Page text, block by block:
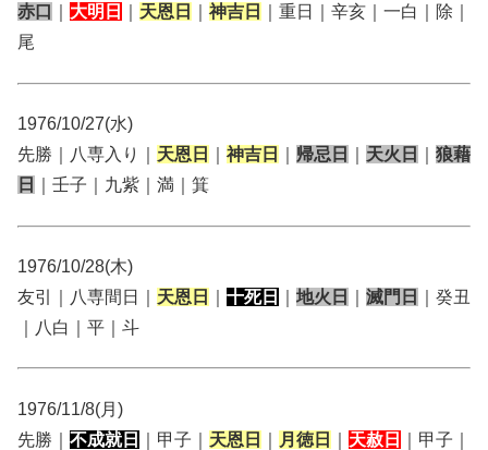
赤口
大明日 天恩日 神吉日
｜重日｜辛亥｜一白｜除｜
尾
1976/10/27(水)
先勝｜八専入り｜ 天恩日 神吉日 帰忌日 天火日
狼藉
日
｜壬子｜九紫｜満｜箕
1976/10/28(木)
友引｜八専間日｜ 天恩日 十死日 地火日 滅門日
｜癸丑
｜八白｜平｜斗
1976/11/8(月)
先勝｜ 不成就日 ｜甲子｜ 天恩日 月徳日 天赦日
｜甲子｜